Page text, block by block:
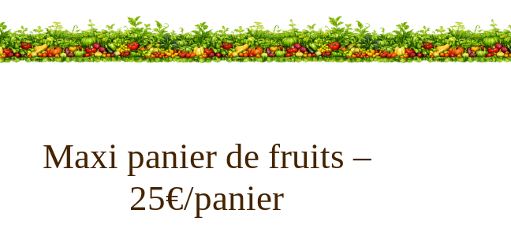
Maxi panier de fruits –
25€/panier